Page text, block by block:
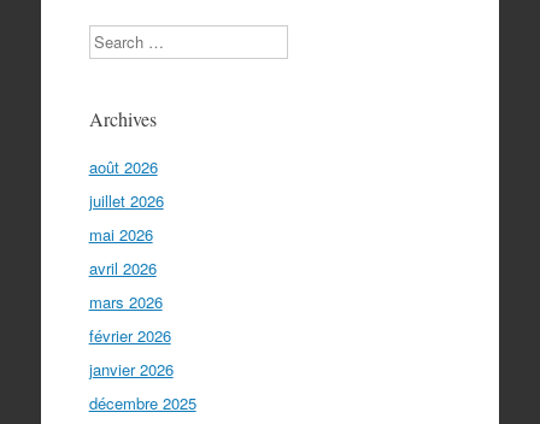
Search
Archives
août 2026
juillet 2026
mai 2026
avril 2026
mars 2026
février 2026
janvier 2026
décembre 2025